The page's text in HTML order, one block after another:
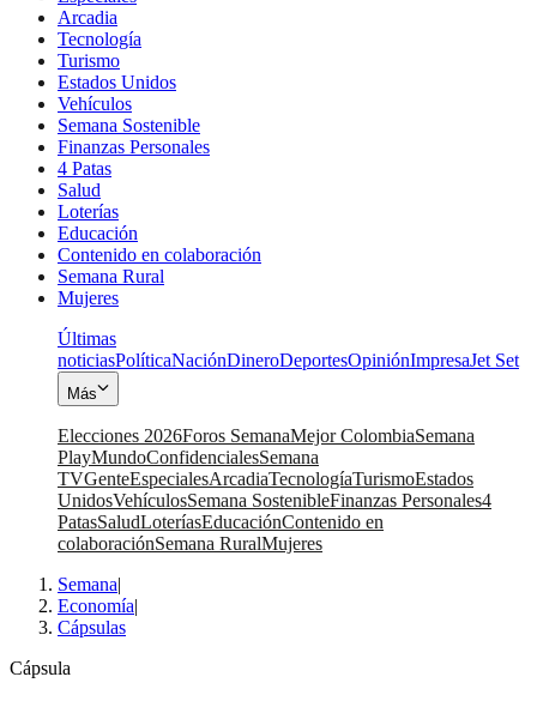
Arcadia
Tecnología
Turismo
Estados Unidos
Vehículos
Semana Sostenible
Finanzas Personales
4 Patas
Salud
Loterías
Educación
Contenido en colaboración
Semana Rural
Mujeres
Últimas
noticiasPolíticaNaciónDineroDeportesOpiniónImpresaJet Set
Más
Elecciones 2026Foros SemanaMejor ColombiaSemana
PlayMundoConfidencialesSemana
TVGenteEspecialesArcadiaTecnologíaTurismoEstados
UnidosVehículosSemana SostenibleFinanzas Personales4
PatasSaludLoteríasEducaciónContenido en
colaboraciónSemana RuralMujeres
Semana|
Economía|
Cápsulas
Cápsula